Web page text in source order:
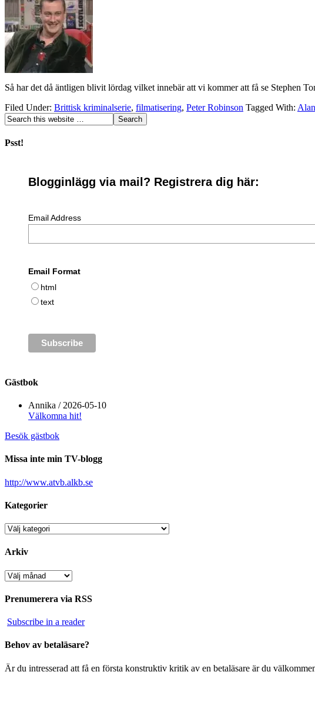
Så har det då äntligen blivit lördag vilket innebär att vi kommer att få se
Filed Under: Brittisk kriminalserie, filmatisering, Peter Robinson Tagged With:
Psst!
Blogginlägg via mail? Registrera dig här:
Email Address
Email Format
html
text
Gästbok
Annika / 2026-05-10
Välkomna hit!
Besök gästbok
Missa inte min TV-blogg
http://www.atvb.alkb.se
Kategorier
Kategorier
Arkiv
Arkiv
Prenumerera via RSS
Subscribe in a reader
Behov av betaläsare?
Är du intresserad att få en första konstruktiv kritik av en betaläsare är du